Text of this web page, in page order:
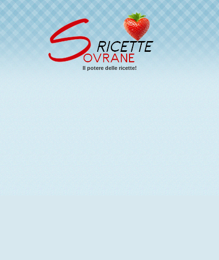
Il potere delle ricette!